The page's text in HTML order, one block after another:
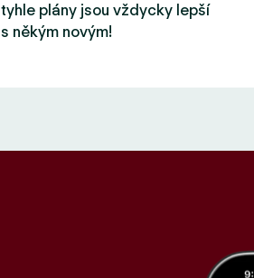
tyhle plány jsou vždycky lepší
s někým novým!